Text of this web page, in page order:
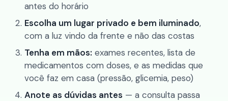
antes do horário
Escolha um lugar privado e bem iluminado,
com a luz vindo da frente e não das costas
Tenha em mãos: exames recentes, lista de
medicamentos com doses, e as medidas que
você faz em casa (pressão, glicemia, peso)
Anote as dúvidas antes — a consulta passa